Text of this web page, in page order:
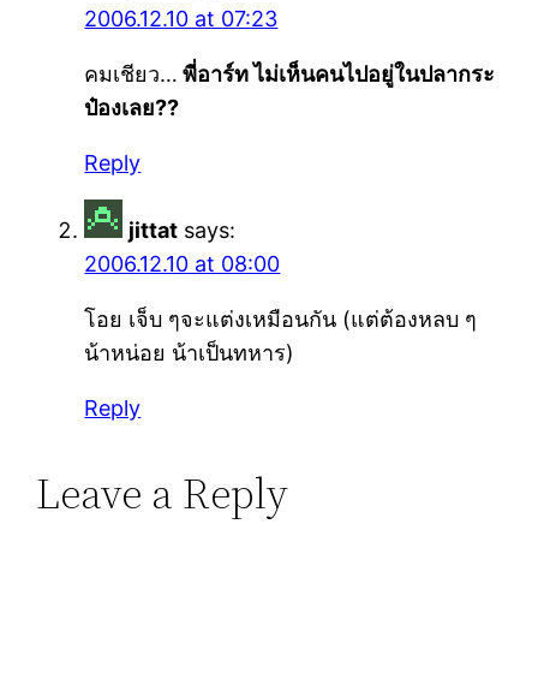
2006.12.10 at 07:23
คมเชียว… พี่อาร์ท ไม่เห็นคนไปอยู่ในปลากระ
ป๋องเลย??
Reply
jittat says:
2006.12.10 at 08:00
โอย เจ็บ ๆจะแต่งเหมือนกัน (แต่ต้องหลบ ๆ
น้าหน่อย น้าเป็นทหาร)
Reply
Leave a Reply